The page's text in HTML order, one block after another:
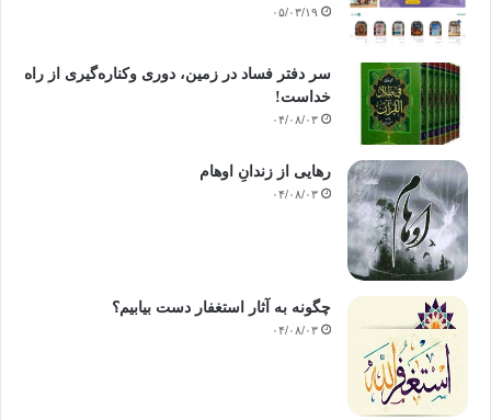
۰۵/۰۳/۱۹
سر دفتر فساد در زمین‌، دوری وکناره‌گیری از راه
خداست‌!
۰۴/۰۸/۰۳
رهایی از زندانِ اوهام
۰۴/۰۸/۰۳
چگونه به آثار استغفار دست بیابیم؟
۰۴/۰۸/۰۳